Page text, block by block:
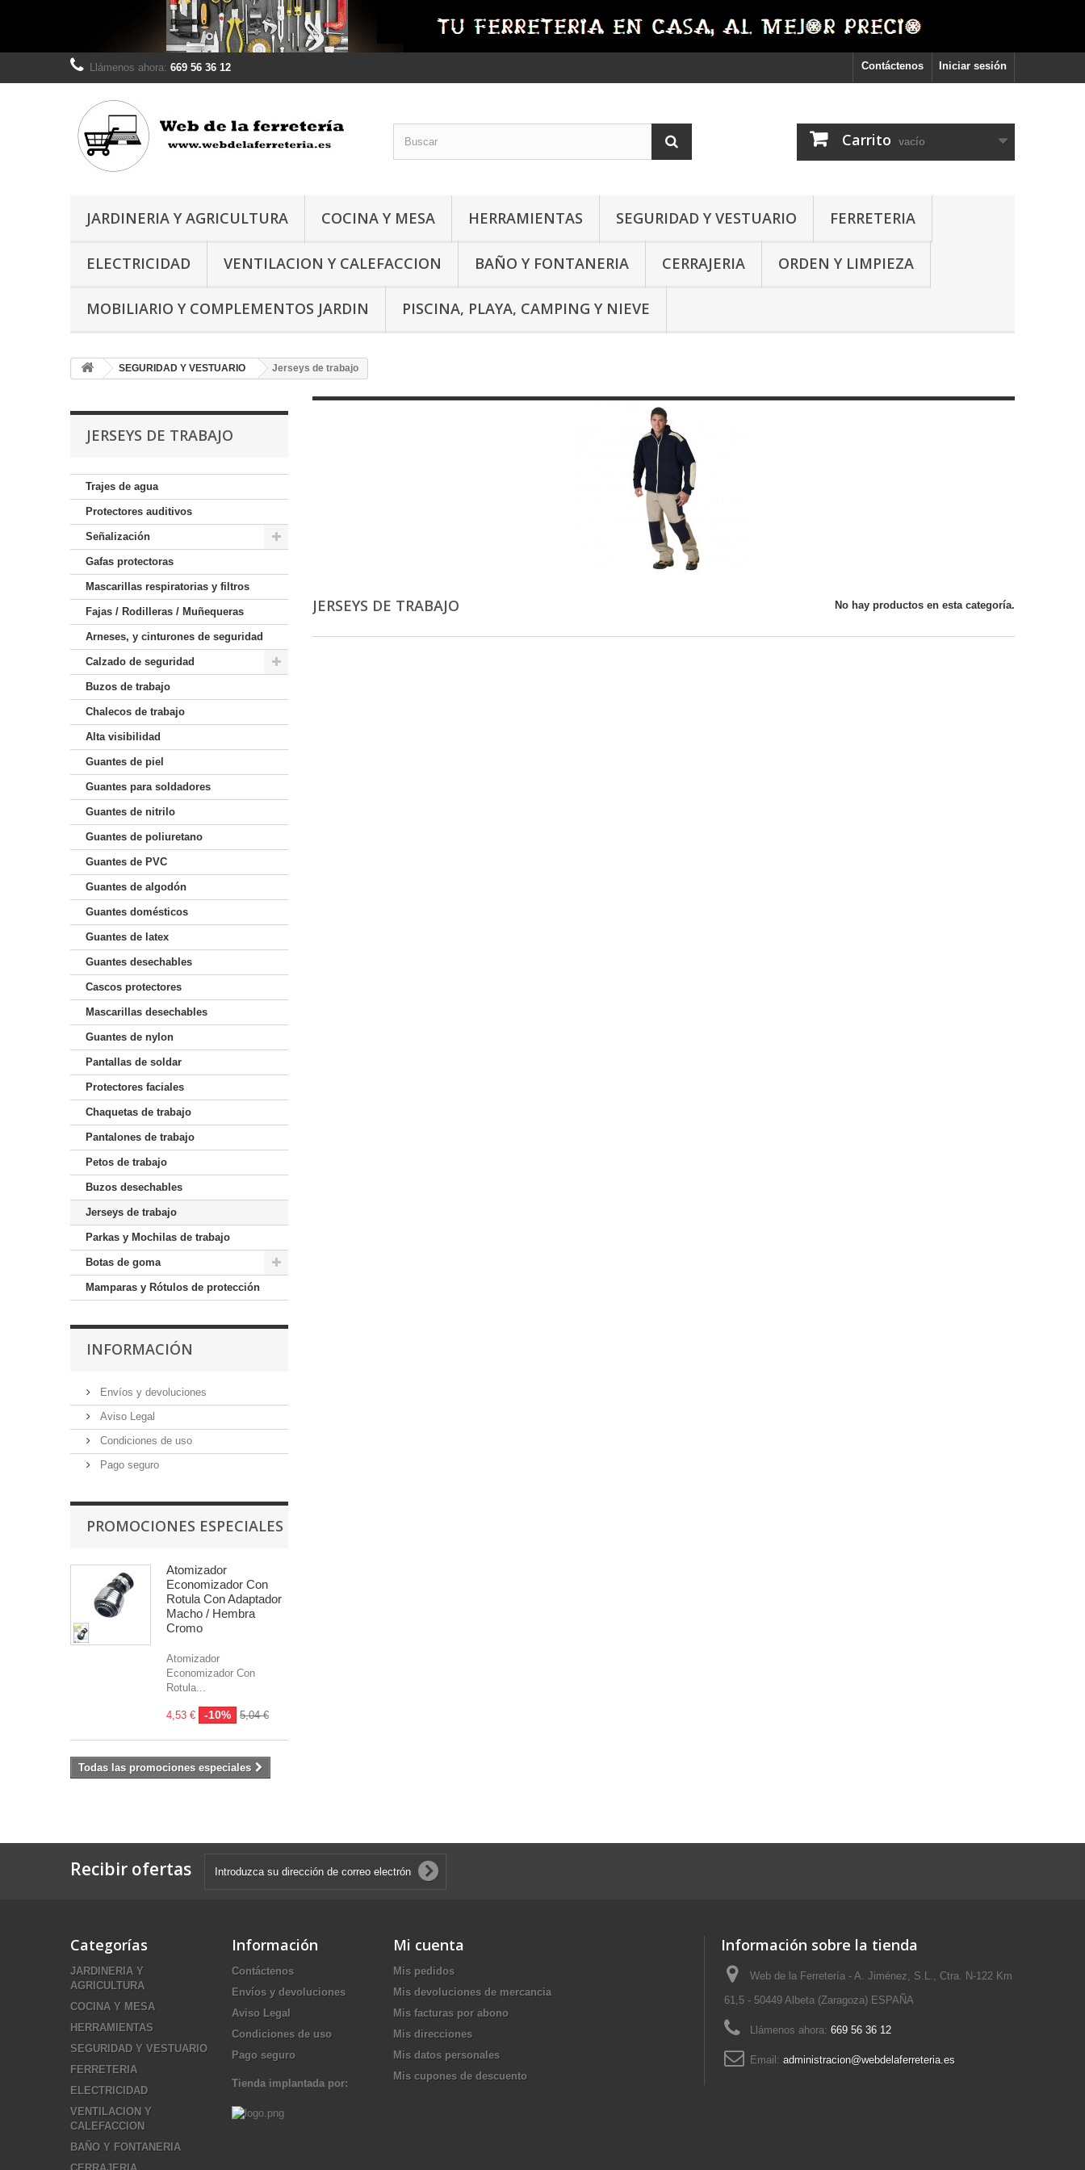
Iniciar sesión
Contáctenos
Llámenos ahora: 669 56 36 12
Carrito vacío
JARDINERIA Y AGRICULTURA COCINA Y MESA HERRAMIENTAS SEGURIDAD Y VESTUARIO FERRETERIA
ELECTRICIDAD VENTILACION Y CALEFACCION BAÑO Y FONTANERIA CERRAJERIA ORDEN Y LIMPIEZA
MOBILIARIO Y COMPLEMENTOS JARDIN PISCINA, PLAYA, CAMPING Y NIEVE
SEGURIDAD Y VESTUARIO Jerseys de trabajo
JERSEYS DE TRABAJO
Trajes de agua
Protectores auditivos
Señalización
Gafas protectoras
Mascarillas respiratorias y filtros
Fajas / Rodilleras / Muñequeras
Arneses, y cinturones de seguridad
Calzado de seguridad
Buzos de trabajo
Chalecos de trabajo
Alta visibilidad
Guantes de piel
Guantes para soldadores
Guantes de nitrilo
Guantes de poliuretano
Guantes de PVC
Guantes de algodón
Guantes domésticos
Guantes de latex
Guantes desechables
Cascos protectores
Mascarillas desechables
Guantes de nylon
Pantallas de soldar
Protectores faciales
Chaquetas de trabajo
Pantalones de trabajo
Petos de trabajo
Buzos desechables
Jerseys de trabajo
Parkas y Mochilas de trabajo
Botas de goma
Mamparas y Rótulos de protección
INFORMACIÓN
Envíos y devoluciones
Aviso Legal
Condiciones de uso
Pago seguro
PROMOCIONES ESPECIALES
Atomizador
Economizador Con
Rotula Con Adaptador
Macho / Hembra
Cromo
Atomizador
Economizador Con
Rotula...
4,53 € -10% 5,04 €
Todas las promociones especiales
JERSEYS DE TRABAJO No hay productos en esta categoría.
Recibir ofertas
Categorías
JARDINERIA Y
AGRICULTURA
COCINA Y MESA
HERRAMIENTAS
SEGURIDAD Y VESTUARIO
FERRETERIA
ELECTRICIDAD
VENTILACION Y
CALEFACCION
BAÑO Y FONTANERIA
Información
Contáctenos
Envíos y devoluciones
Aviso Legal
Condiciones de uso
Pago seguro
Tienda implantada por:
Mi cuenta
Mis pedidos
Mis devoluciones de mercancia
Mis facturas por abono
Mis direcciones
Mis datos personales
Mis cupones de descuento
Información sobre la tienda
Web de la Ferretería - A. Jiménez, S.L., Ctra. N-122 Km
61,5 - 50449 Albeta (Zaragoza) ESPAÑA
Llámenos ahora: 669 56 36 12
Email: administracion@webdelaferreteria.es